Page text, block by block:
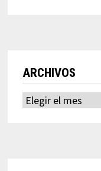
ARCHIVOS
Archivos